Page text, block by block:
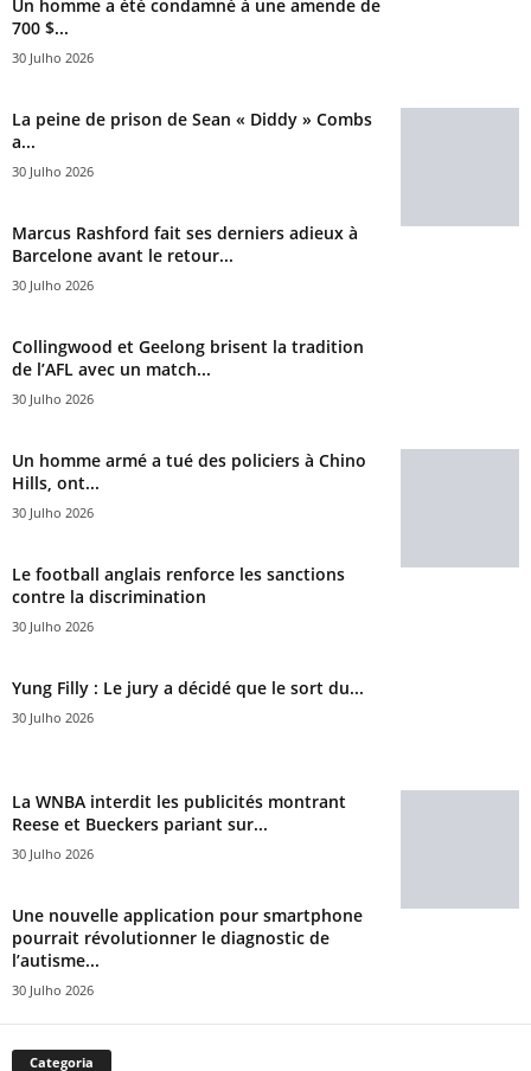
Un homme a été condamné à une amende de
700 $...
30 Julho 2026
La peine de prison de Sean « Diddy » Combs
a...
30 Julho 2026
Marcus Rashford fait ses derniers adieux à
Barcelone avant le retour...
30 Julho 2026
Collingwood et Geelong brisent la tradition
de l’AFL avec un match...
30 Julho 2026
Un homme armé a tué des policiers à Chino
Hills, ont...
30 Julho 2026
Le football anglais renforce les sanctions
contre la discrimination
30 Julho 2026
Yung Filly : Le jury a décidé que le sort du...
30 Julho 2026
La WNBA interdit les publicités montrant
Reese et Bueckers pariant sur...
30 Julho 2026
Une nouvelle application pour smartphone
pourrait révolutionner le diagnostic de
l’autisme...
30 Julho 2026
Categoria